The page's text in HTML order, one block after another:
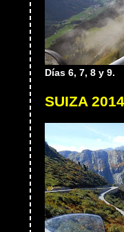
Días 6, 7, 8 y 9.
SUIZA